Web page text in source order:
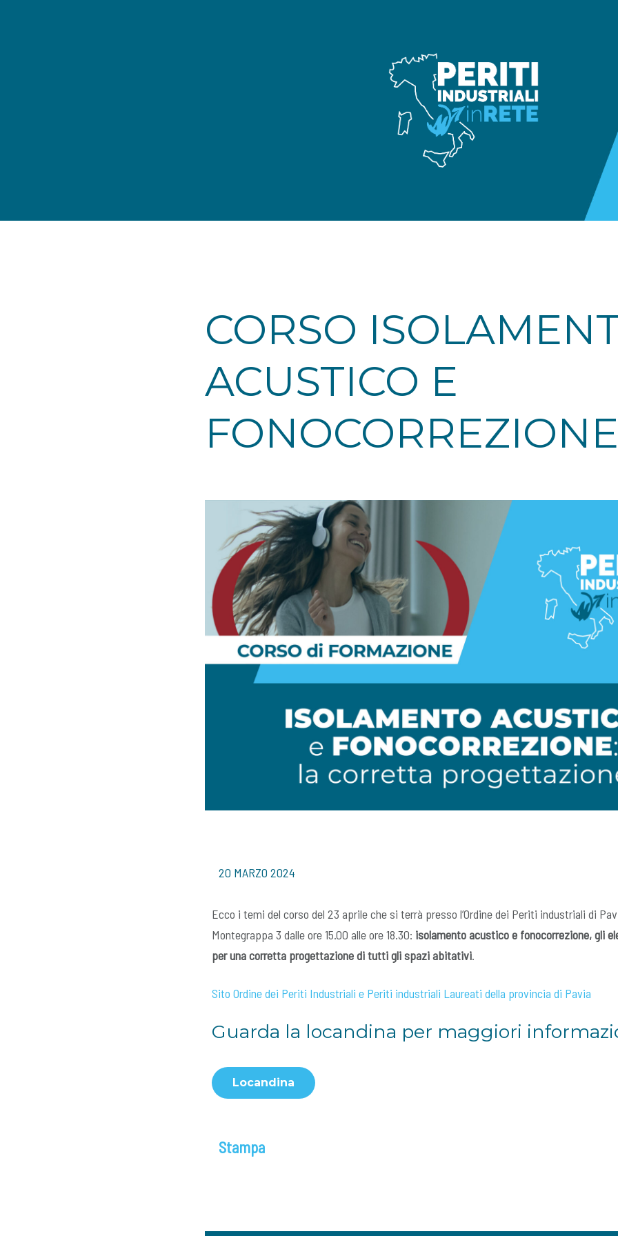
CORSO
ACUSTICO E
FONOCORREZIONE
20 MARZO 2024
Ecco i temi del corso del 23 aprile che si terrà presso l’Ordine dei Periti industriali di
Montegrappa 3 dalle ore 15.00 alle ore 18.30: isolamento acustico e fonocorrezione, gli
per una corretta progettazione di tutti gli spazi abitativi.
Sito Ordine dei Periti Industriali e Periti industriali Laureati della provincia di Pavia
Guarda la locandina per maggiori
Locandina
Stampa